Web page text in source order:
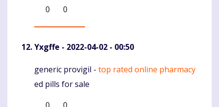
0
0
Yxgffe - 2022-04-02 - 00:50
Komentaras
generic provigil - top rated online pharmacy
ed pills for sale